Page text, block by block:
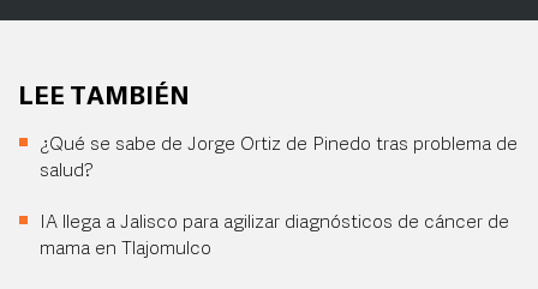
LEE TAMBIÉN
¿Qué se sabe de Jorge Ortiz de Pinedo tras problema de
salud?
IA llega a Jalisco para agilizar diagnósticos de cáncer de
mama en Tlajomulco